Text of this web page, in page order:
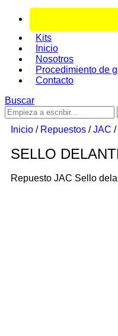
Kits
Inicio
Nosotros
Procedimiento de
Contacto
Buscar
Inicio / Repuestos /JAC /
SELLO
Repuesto JAC Sello